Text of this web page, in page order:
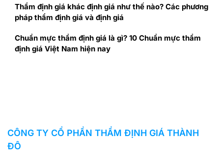
Thẩm định giá khác định giá như thế nào? Các phương
pháp thẩm định giá và định giá
Chuẩn mực thẩm định giá là gì? 10 Chuẩn mực thẩm
định giá Việt Nam hiện nay
CÔNG TY CỔ PHẦN THẨM ĐỊNH GIÁ THÀNH
ĐÔ